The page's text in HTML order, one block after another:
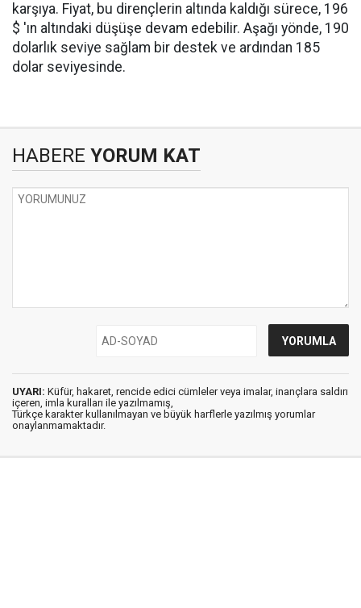
karşıya. Fiyat, bu dirençlerin altında kaldığı sürece, 196
$ 'ın altındaki düşüşe devam edebilir. Aşağı yönde, 190
dolarlık seviye sağlam bir destek ve ardından 185
dolar seviyesinde.
HABERE YORUM KAT
UYARI: Küfür, hakaret, rencide edici cümleler veya imalar, inançlara saldırı
içeren, imla kuralları ile yazılmamış,
Türkçe karakter kullanılmayan ve büyük harflerle yazılmış yorumlar
onaylanmamaktadır.